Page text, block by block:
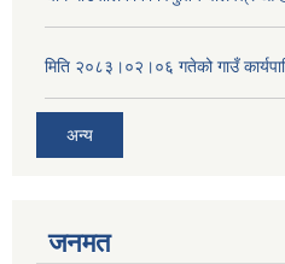
मिति २०८३।०२।०६ गतेको गाउँ
अन्य
जनमत